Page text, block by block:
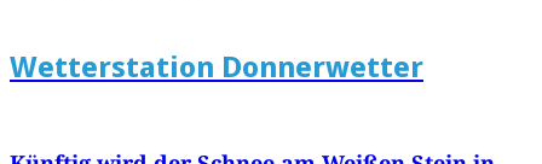
Wetterstation Donnerwetter